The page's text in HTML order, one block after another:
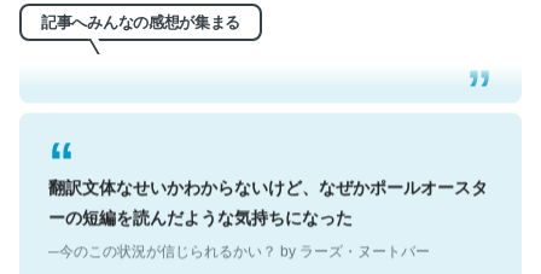
記事へみんなの感想が集まる
─今のこの状況が信じられるかい？ by ラーズ・ヌートバー
翻訳文体なせいかわからないけど、なぜかポールオースタ
ーの短編を読んだような気持ちになった